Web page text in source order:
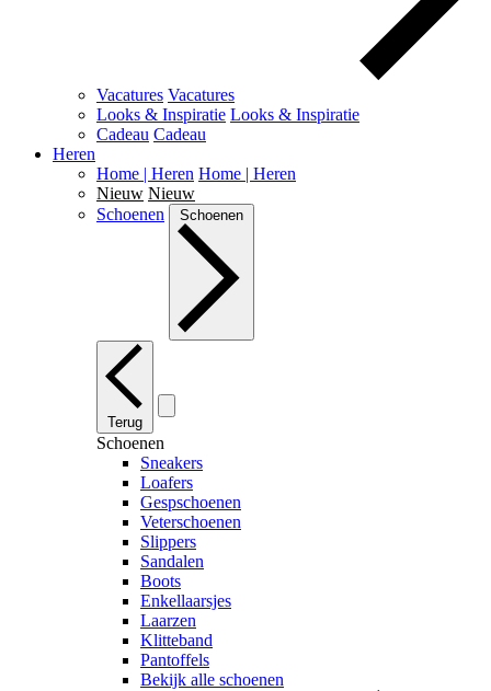
Vacatures Vacatures
Looks & Inspiratie Looks & Inspiratie
Cadeau Cadeau
Heren
Home | Heren Home | Heren
Nieuw Nieuw
Schoenen
Schoenen
Terug
Schoenen
Sneakers
Loafers
Gespschoenen
Veterschoenen
Slippers
Sandalen
Boots
Enkellaarsjes
Laarzen
Klitteband
Pantoffels
Bekijk alle schoenen